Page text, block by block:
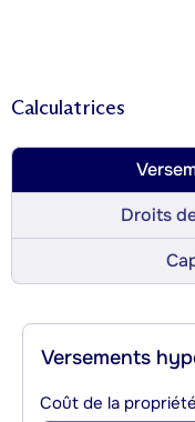
Calculatrices
Droits
Versements
Coût de la propriété